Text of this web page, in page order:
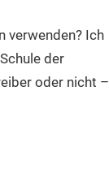
verwenden? Ich
der
oder nicht –